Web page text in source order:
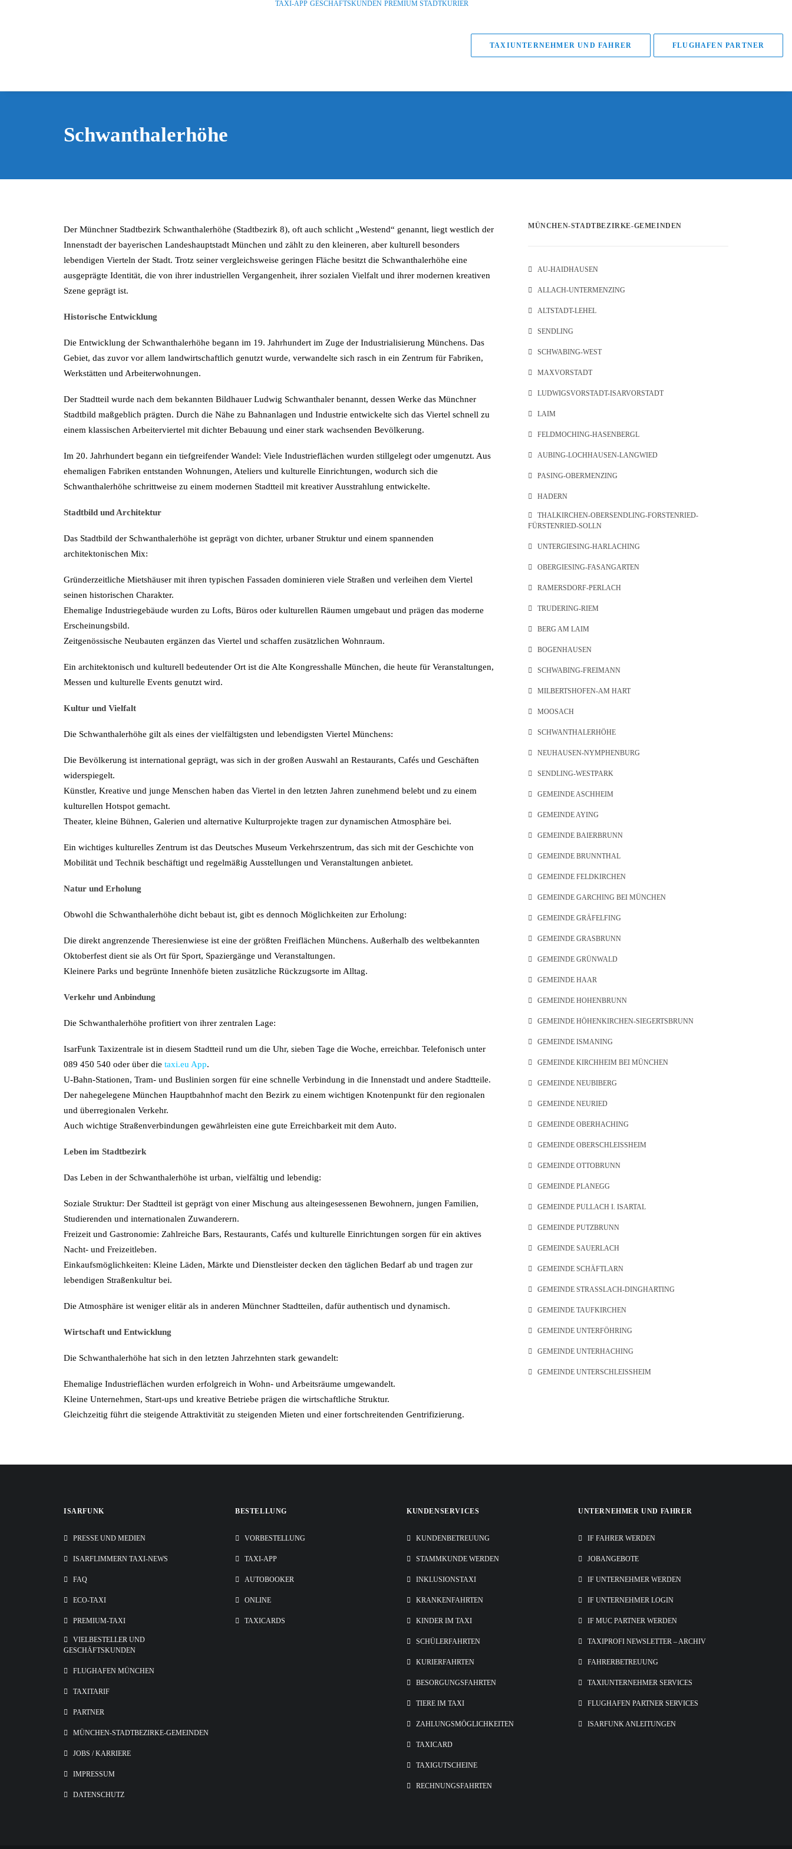
TAXI-APP GESCHÄFTSKUNDEN PREMIUM STADTKURIER
TAXIUNTERNEHMER UND FAHRER FLUGHAFEN PARTNER
Schwanthalerhöhe
Der Münchner Stadtbezirk Schwanthalerhöhe (Stadtbezirk 8), oft auch schlicht „Westend“ genannt, liegt westlich der
Innenstadt der bayerischen Landeshauptstadt München und zählt zu den kleineren, aber kulturell besonders
lebendigen Vierteln der Stadt. Trotz seiner vergleichsweise geringen Fläche besitzt die Schwanthalerhöhe eine
ausgeprägte Identität, die von ihrer industriellen Vergangenheit, ihrer sozialen Vielfalt und ihrer modernen kreativen
Szene geprägt ist.
Historische Entwicklung
Die Entwicklung der Schwanthalerhöhe begann im 19. Jahrhundert im Zuge der Industrialisierung Münchens. Das
Gebiet, das zuvor vor allem landwirtschaftlich genutzt wurde, verwandelte sich rasch in ein Zentrum für Fabriken,
Werkstätten und Arbeiterwohnungen.
Der Stadtteil wurde nach dem bekannten Bildhauer Ludwig Schwanthaler benannt, dessen Werke das Münchner
Stadtbild maßgeblich prägten. Durch die Nähe zu Bahnanlagen und Industrie entwickelte sich das Viertel schnell zu
einem klassischen Arbeiterviertel mit dichter Bebauung und einer stark wachsenden Bevölkerung.
Im 20. Jahrhundert begann ein tiefgreifender Wandel: Viele Industrieflächen wurden stillgelegt oder umgenutzt. Aus
ehemaligen Fabriken entstanden Wohnungen, Ateliers und kulturelle Einrichtungen, wodurch sich die
Schwanthalerhöhe schrittweise zu einem modernen Stadtteil mit kreativer Ausstrahlung entwickelte.
Stadtbild und Architektur
Das Stadtbild der Schwanthalerhöhe ist geprägt von dichter, urbaner Struktur und einem spannenden
architektonischen Mix:
Gründerzeitliche Mietshäuser mit ihren typischen Fassaden dominieren viele Straßen und verleihen dem Viertel
seinen historischen Charakter.
Ehemalige Industriegebäude wurden zu Lofts, Büros oder kulturellen Räumen umgebaut und prägen das moderne
Erscheinungsbild.
Zeitgenössische Neubauten ergänzen das Viertel und schaffen zusätzlichen Wohnraum.
Ein architektonisch und kulturell bedeutender Ort ist die Alte Kongresshalle München, die heute für Veranstaltungen,
Messen und kulturelle Events genutzt wird.
Kultur und Vielfalt
Die Schwanthalerhöhe gilt als eines der vielfältigsten und lebendigsten Viertel Münchens:
Die Bevölkerung ist international geprägt, was sich in der großen Auswahl an Restaurants, Cafés und Geschäften
widerspiegelt.
Künstler, Kreative und junge Menschen haben das Viertel in den letzten Jahren zunehmend belebt und zu einem
kulturellen Hotspot gemacht.
Theater, kleine Bühnen, Galerien und alternative Kulturprojekte tragen zur dynamischen Atmosphäre bei.
Ein wichtiges kulturelles Zentrum ist das Deutsches Museum Verkehrszentrum, das sich mit der Geschichte von
Mobilität und Technik beschäftigt und regelmäßig Ausstellungen und Veranstaltungen anbietet.
Natur und Erholung
Obwohl die Schwanthalerhöhe dicht bebaut ist, gibt es dennoch Möglichkeiten zur Erholung:
Die direkt angrenzende Theresienwiese ist eine der größten Freiflächen Münchens. Außerhalb des weltbekannten
Oktoberfest dient sie als Ort für Sport, Spaziergänge und Veranstaltungen.
Kleinere Parks und begrünte Innenhöfe bieten zusätzliche Rückzugsorte im Alltag.
Verkehr und Anbindung
Die Schwanthalerhöhe profitiert von ihrer zentralen Lage:
IsarFunk Taxizentrale ist in diesem Stadtteil rund um die Uhr, sieben Tage die Woche, erreichbar. Telefonisch unter
089 450 540 oder über die taxi.eu App.
U-Bahn-Stationen, Tram- und Buslinien sorgen für eine schnelle Verbindung in die Innenstadt und andere Stadtteile.
Der nahegelegene München Hauptbahnhof macht den Bezirk zu einem wichtigen Knotenpunkt für den regionalen
und überregionalen Verkehr.
Auch wichtige Straßenverbindungen gewährleisten eine gute Erreichbarkeit mit dem Auto.
Leben im Stadtbezirk
Das Leben in der Schwanthalerhöhe ist urban, vielfältig und lebendig:
Soziale Struktur: Der Stadtteil ist geprägt von einer Mischung aus alteingesessenen Bewohnern, jungen Familien,
Studierenden und internationalen Zuwanderern.
Freizeit und Gastronomie: Zahlreiche Bars, Restaurants, Cafés und kulturelle Einrichtungen sorgen für ein aktives
Nacht- und Freizeitleben.
Einkaufsmöglichkeiten: Kleine Läden, Märkte und Dienstleister decken den täglichen Bedarf ab und tragen zur
lebendigen Straßenkultur bei.
Die Atmosphäre ist weniger elitär als in anderen Münchner Stadtteilen, dafür authentisch und dynamisch.
Wirtschaft und Entwicklung
Die Schwanthalerhöhe hat sich in den letzten Jahrzehnten stark gewandelt:
Ehemalige Industrieflächen wurden erfolgreich in Wohn- und Arbeitsräume umgewandelt.
Kleine Unternehmen, Start-ups und kreative Betriebe prägen die wirtschaftliche Struktur.
Gleichzeitig führt die steigende Attraktivität zu steigenden Mieten und einer fortschreitenden Gentrifizierung.
MÜNCHEN-STADTBEZIRKE-GEMEINDEN
AU-HAIDHAUSEN
ALLACH-UNTERMENZING
ALTSTADT-LEHEL
SENDLING
SCHWABING-WEST
MAXVORSTADT
LUDWIGSVORSTADT-ISARVORSTADT
LAIM
FELDMOCHING-HASENBERGL
AUBING-LOCHHAUSEN-LANGWIED
PASING-OBERMENZING
HADERN
THALKIRCHEN-OBERSENDLING-FORSTENRIED-
FÜRSTENRIED-SOLLN
UNTERGIESING-HARLACHING
OBERGIESING-FASANGARTEN
RAMERSDORF-PERLACH
TRUDERING-RIEM
BERG AM LAIM
BOGENHAUSEN
SCHWABING-FREIMANN
MILBERTSHOFEN-AM HART
MOOSACH
SCHWANTHALERHÖHE
NEUHAUSEN-NYMPHENBURG
SENDLING-WESTPARK
GEMEINDE ASCHHEIM
GEMEINDE AYING
GEMEINDE BAIERBRUNN
GEMEINDE BRUNNTHAL
GEMEINDE FELDKIRCHEN
GEMEINDE GARCHING BEI MÜNCHEN
GEMEINDE GRÄFELFING
GEMEINDE GRASBRUNN
GEMEINDE GRÜNWALD
GEMEINDE HAAR
GEMEINDE HOHENBRUNN
GEMEINDE HÖHENKIRCHEN-SIEGERTSBRUNN
GEMEINDE ISMANING
GEMEINDE KIRCHHEIM BEI MÜNCHEN
GEMEINDE NEUBIBERG
GEMEINDE NEURIED
GEMEINDE OBERHACHING
GEMEINDE OBERSCHLEISSHEIM
GEMEINDE OTTOBRUNN
GEMEINDE PLANEGG
GEMEINDE PULLACH I. ISARTAL
GEMEINDE PUTZBRUNN
GEMEINDE SAUERLACH
GEMEINDE SCHÄFTLARN
GEMEINDE STRASSLACH-DINGHARTING
GEMEINDE TAUFKIRCHEN
GEMEINDE UNTERFÖHRING
GEMEINDE UNTERHACHING
GEMEINDE UNTERSCHLEISSHEIM
ISARFUNK
PRESSE UND MEDIEN
ISARFLIMMERN TAXI-NEWS
FAQ
ECO-TAXI
PREMIUM-TAXI
VIELBESTELLER UND
GESCHÄFTSKUNDEN
FLUGHAFEN MÜNCHEN
TAXITARIF
PARTNER
MÜNCHEN-STADTBEZIRKE-GEMEINDEN
JOBS / KARRIERE
IMPRESSUM
DATENSCHUTZ
BESTELLUNG
VORBESTELLUNG
TAXI-APP
AUTOBOOKER
ONLINE
TAXICARDS
KUNDENSERVICES
KUNDENBETREUUNG
STAMMKUNDE WERDEN
INKLUSIONSTAXI
KRANKENFAHRTEN
KINDER IM TAXI
SCHÜLERFAHRTEN
KURIERFAHRTEN
BESORGUNGSFAHRTEN
TIERE IM TAXI
ZAHLUNGSMÖGLICHKEITEN
TAXICARD
TAXIGUTSCHEINE
RECHNUNGSFAHRTEN
UNTERNEHMER UND FAHRER
IF FAHRER WERDEN
JOBANGEBOTE
IF UNTERNEHMER WERDEN
IF UNTERNEHMER LOGIN
IF MUC PARTNER WERDEN
TAXIPROFI NEWSLETTER – ARCHIV
FAHRERBETREUUNG
TAXIUNTERNEHMER SERVICES
FLUGHAFEN PARTNER SERVICES
ISARFUNK ANLEITUNGEN